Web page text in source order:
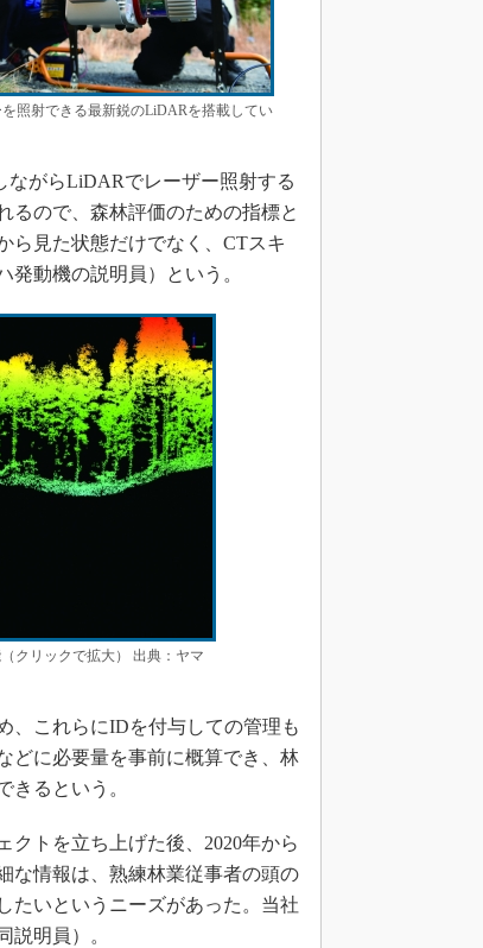
照射できる最新鋭のLiDARを搭載してい
がらLiDARでレーザー照射する
るので、森林評価のための指標と
ら見た状態だけでなく、CTスキ
動機の説明員）という。
クリックで拡大） 出典：ヤマ
、これらにIDを付与しての管理も
どに必要量を事前に概算でき、林
きるという。
トを立ち上げた後、2020年から
な情報は、熟練林業従事者の頭の
たいというニーズがあった。当社
説明員）。